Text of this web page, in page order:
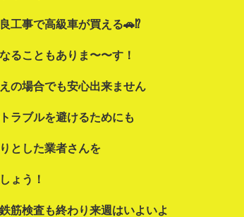
工事で高級車が買える🚗⁉
ることもありま〜〜す！
の場合でも安心出来ません
ラブルを避けるためにも
とした業者さんを
ょう！
筋検査も終わり来週はいよいよ